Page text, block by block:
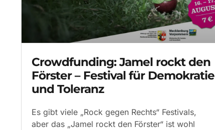
Crowdfunding: Jamel rockt den
Förster – Festival für Demokratie
und Toleranz
Es gibt viele „Rock gegen Rechts“ Festivals,
aber das „Jamel rockt den Förster“ ist wohl